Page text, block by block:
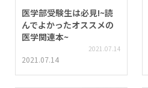
医学部受験生は必見!~読
んでよかったオススメの
医学関連本~
2021.07.14
2021.07.14